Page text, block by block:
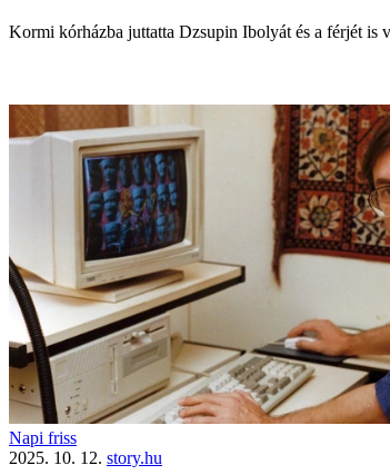
Kormi kórházba juttatta Dzsupin Ibolyát és a férjét is
Napi friss
2025. 10. 12. story.hu